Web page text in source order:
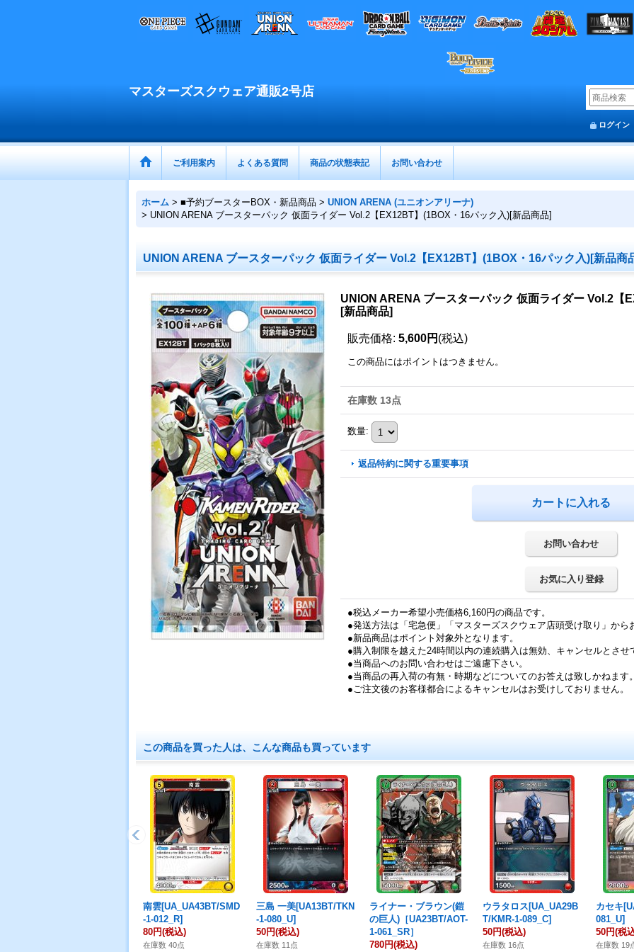
マスターズスクウェア通販2号店
ログイン
ご利用案内 よくある質問 商品の状態表記 お問い合わせ
ホーム > ■予約ブースターBOX・新品商品 > UNION ARENA (ユニオンアリーナ)
> UNION ARENA ブースターパック 仮面ライダー Vol.2【EX12BT】(1BOX・16パック入)[新品商品]
UNION ARENA ブースターパック 仮面ライダー Vol.2【EX12BT】(1BOX・16パック入)[新品商
UNION ARENA ブースターパック 仮面ライダー Vol.2【
[新品商品]
販売価格: 5,600円 (税込)
この商品にはポイントはつきません。
在庫数 13点
数量:
返品特約に関する重要事項
お問い合わせ
お気に入り登録
●税込メーカー希望小売価格6,160円の商品です。
●発送方法は「宅急便」「マスターズスクウェア店頭受け取り」から
●新品商品はポイント対象外となります。
●購入制限を越えた24時間以内の連続購入は無効、キャンセルとさせ
●当商品へのお問い合わせはご遠慮下さい。
●当商品の再入荷の有無・時期などについてのお答えは致しかねます
●ご注文後のお客様都合によるキャンセルはお受けしておりません。
この商品を買った人は、こんな商品も買っています
南雲[UA_UA43BT/SMD
-1-012_R]
80円(税込)
在庫数 40点
三島 一美[UA13BT/TKN
-1-080_U]
50円(税込)
在庫数 11点
ライナー・ブラウン(鎧
の巨人)［UA23BT/AOT-
1-061_SR］
780円(税込)
ウラタロス[UA_UA29B
T/KMR-1-089_C]
50円(税込)
在庫数 16点
カセキ
081_U]
50円(税
在庫数 19